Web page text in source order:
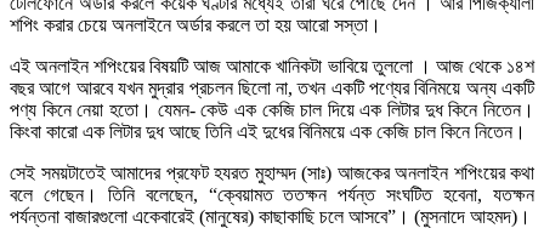
শপিং করার চেয়ে অনলাইনে অর্ডার করলে তা হয় আরো সস্তা।
এই অনলাইন শপিংয়ের বিষয়টি আজ আমাকে খানিকটা ভাবিয়ে তুললো । আজ থেকে ১৪শ
বছর আগে আরবে যখন মুদ্রার প্রচলন ছিলো না, তখন একটি পণ্যের বিনিময়ে অন্য একটি
পণ্য কিনে নেয়া হতো। যেমন- কেউ এক কেজি চাল দিয়ে এক লিটার দুধ কিনে নিতেন।
কিংবা কারো এক লিটার দুধ আছে তিনি এই দুধের বিনিময়ে এক কেজি চাল কিনে নিতেন।
সেই সময়টাতেই আমাদের প্রফেট হযরত মুহাম্মদ (সাঃ) আজকের অনলাইন শপিংয়ের কথা
বলে গেছেন। তিনি বলেছেন, “ক্বেয়ামত ততক্ষন পর্যন্ত সংঘটিত হবেনা, যতক্ষন
পর্যন্তনা বাজারগুলো একেবারেই (মানুষের) কাছাকাছি চলে আসবে”। (মুসনাদে আহমদ)।